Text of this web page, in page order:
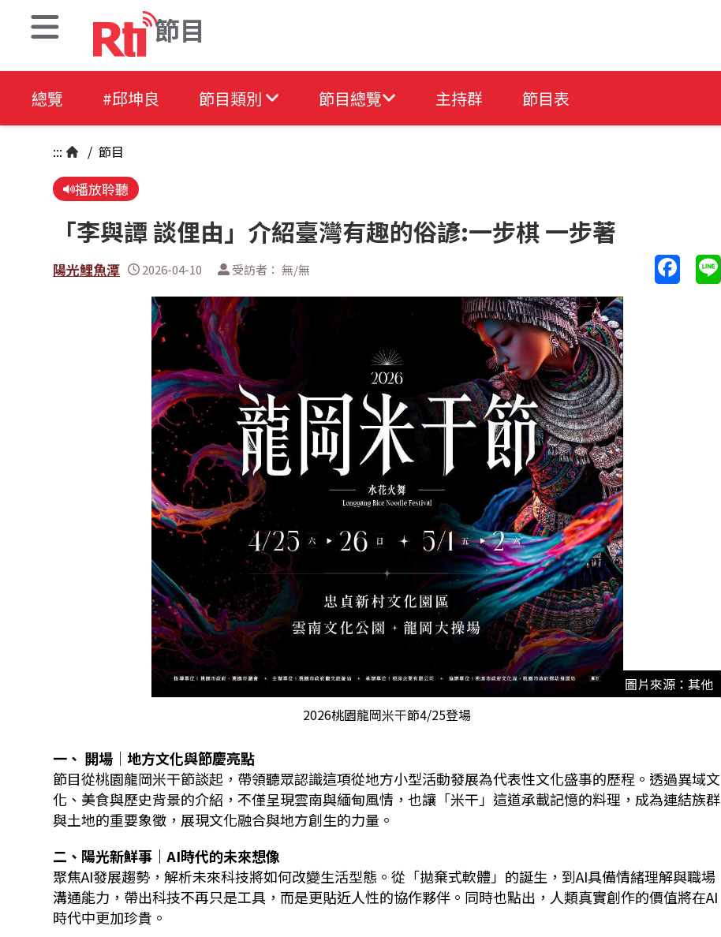
節目
總覽 #邱坤良 節目類別 節目總覽 主持群 節目表
::: / 節目
播放聆聽
「李與譚 談俚由」介紹臺灣有趣的俗諺:一步棋 一步著
陽光鯉魚潭 2026-04-10 受訪者： 無/無
圖片來源：其他
2026桃園龍岡米干節4/25登場
一、 開場｜地方文化與節慶亮點
節目從桃園龍岡米干節談起，帶領聽眾認識這項從地方小型活動發展為代表性文化盛事的歷程。透過異域文
化、美食與歷史背景的介紹，不僅呈現雲南與緬甸風情，也讓「米干」這道承載記憶的料理，成為連結族群
與土地的重要象徵，展現文化融合與地方創生的力量 。
二、陽光新鮮事｜AI時代的未來想像
聚焦AI發展趨勢，解析未來科技將如何改變生活型態。從「拋棄式軟體」的誕生，到AI具備情緒理解與職場
溝通能力，帶出科技不再只是工具，而是更貼近人性的協作夥伴。同時也點出，人類真實創作的價值將在AI
時代中更加珍貴。